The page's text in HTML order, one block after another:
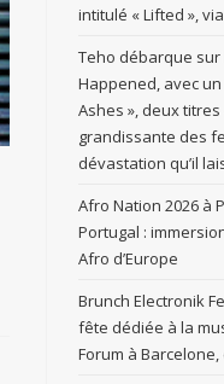
intitulé « Lifted »,
Teho débarque sur
Happened, avec
Ashes », deux
grandissante des
dévastation qu’il
Afro Nation 2026 à
Portugal :
Afro d’Europe
Brunch Electronik
fête dédiée à la
Forum à